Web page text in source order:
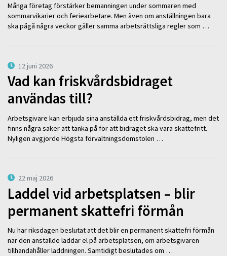
Många företag förstärker bemanningen under sommaren med
sommarvikarier och feriearbetare. Men även om anställningen bara
ska pågå några veckor gäller samma arbetsrättsliga regler som …
12 juni 2026
Vad kan friskvårdsbidraget
användas till?
Arbetsgivare kan erbjuda sina anställda ett friskvårdsbidrag, men det
finns några saker att tänka på för att bidraget ska vara skattefritt.
Nyligen avgjorde Högsta förvaltningsdomstolen …
22 maj 2026
Laddel vid arbetsplatsen – blir
permanent skattefri förmån
Nu har riksdagen beslutat att det blir en permanent skattefri förmån
när den anställde laddar el på arbetsplatsen, om arbetsgivaren
tillhandahåller laddningen. Samtidigt beslutades om …